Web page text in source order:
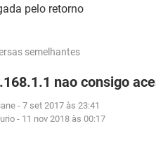
pelo retorno
semelhantes
nao consigo
- 7 set 2017 às 23:41
- 11 nov 2018 às 00:17